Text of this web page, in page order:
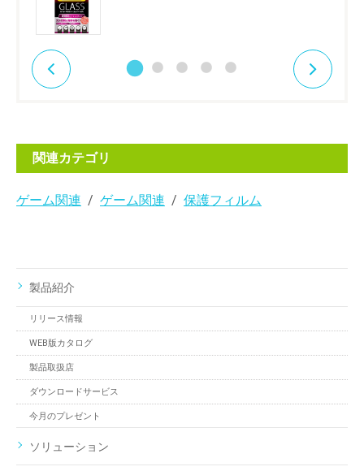
関連カテゴリ
ゲーム関連 ゲーム関連 保護フィルム
製品紹介
リリース情報
WEB版カタログ
製品取扱店
ダウンロードサービス
今月のプレゼント
ソリューション